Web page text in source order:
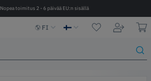
Nopea toimitus 2 - 6 päivää EU:n sisällä
FI